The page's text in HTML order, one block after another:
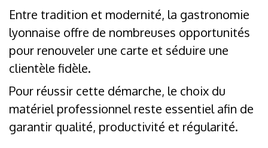
Entre tradition et modernité, la gastronomie
lyonnaise offre de nombreuses opportunités
pour renouveler une carte et séduire une
clientèle fidèle.
Pour réussir cette démarche, le choix du
matériel professionnel reste essentiel afin de
garantir qualité, productivité et régularité.